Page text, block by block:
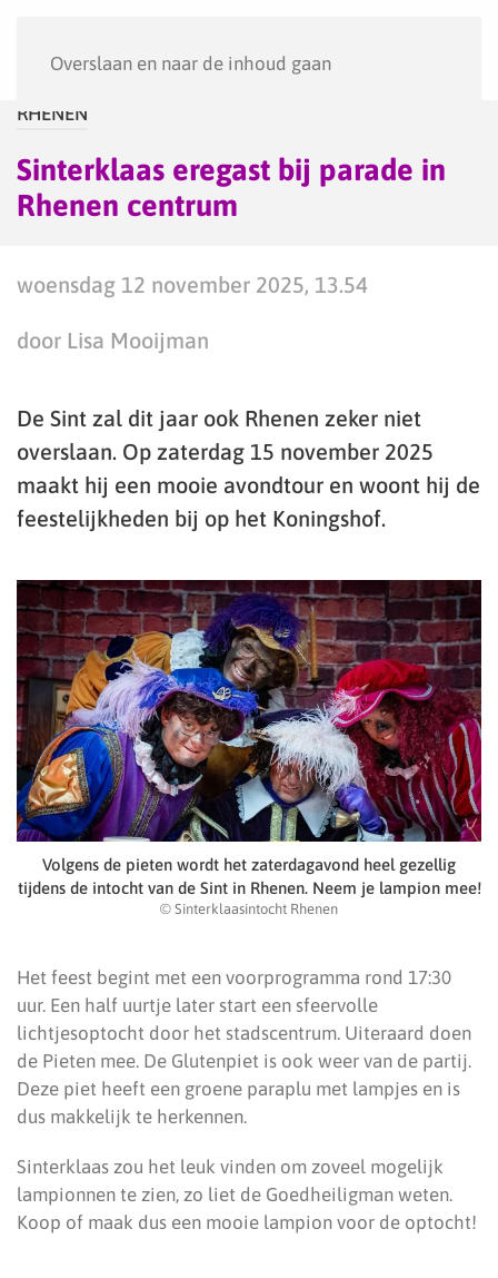
Overslaan en naar de inhoud gaan
RHENEN
Sinterklaas eregast bij parade in
Rhenen centrum
woensdag 12 november 2025, 13.54
door Lisa Mooijman
De Sint zal dit jaar ook Rhenen zeker niet
overslaan. Op zaterdag 15 november 2025
maakt hij een mooie avondtour en woont hij de
feestelijkheden bij op het Koningshof.
Volgens de pieten wordt het zaterdagavond heel gezellig
tijdens de intocht van de Sint in Rhenen. Neem je lampion mee!
© Sinterklaasintocht Rhenen
Het feest begint met een voorprogramma rond 17:30
uur. Een half uurtje later start een sfeervolle
lichtjesoptocht door het stadscentrum. Uiteraard doen
de Pieten mee. De Glutenpiet is ook weer van de partij.
Deze piet heeft een groene paraplu met lampjes en is
dus makkelijk te herkennen.
Sinterklaas zou het leuk vinden om zoveel mogelijk
lampionnen te zien, zo liet de Goedheiligman weten.
Koop of maak dus een mooie lampion voor de optocht!